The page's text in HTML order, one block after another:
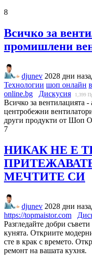
8
Всичко за
промишлени
djunev 2028 дни
Технологии шоп онлайн
online.bg
Дискусия 1,399
Всичко за вентилацията
центробежни
други продукти от Шоп
7
НИКАК НЕ Е
МЕЧТИТЕ СИ
djunev 2028 дни
https://topmaistor.com
Разгледайте добри
кунята. Откриите
сте в крак с времето.
ремонт на вашата кухня.